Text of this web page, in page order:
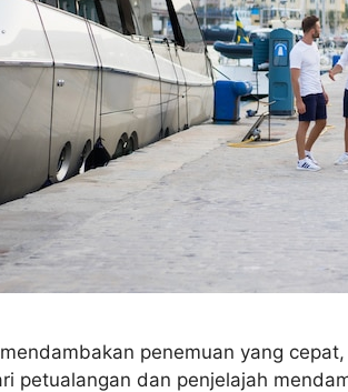
penemuan yang
petualangan dan penjelajah